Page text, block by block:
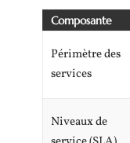
Composante
Périmètre des
services
Niveaux de